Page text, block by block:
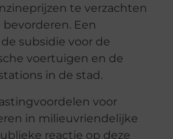
te verzachten
Een
subsidie voor de
voertuigen en de
in de stad.
voor
in milieuvriendelijke
reactie op deze